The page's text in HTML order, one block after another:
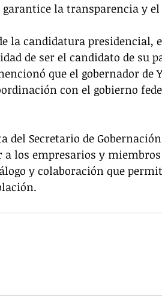
la transparencia y
la candidatura presidencial,
de ser el candidato de su
que el gobernador de
con el gobierno
del Secretario de
los empresarios y
y colaboración que